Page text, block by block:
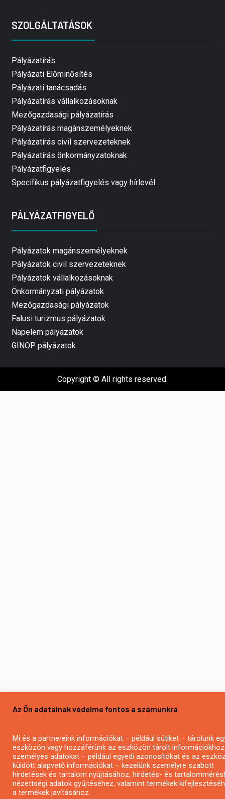
SZOLGÁLTATÁSOK
Pályázatírás
Pályázati Előminősítés
Pályázati tanácsadás
Pályázatírás vállalkozásoknak
Mezőgazdasági pályázatírás
Pályázatírás magánszemélyeknek
Pályázatírás civil szervezeteknek
Pályázatírás önkormányzatoknak
Pályázatfigyelés
Specifikus pályázatfigyelés vagy hírlevél
PÁLYÁZATFIGYELŐ
Pályázatok magánszemélyeknek
Pályázatok civil szervezeteknek
Pályázatok vállalkozásoknak
Önkormányzati pályázatok
Mezőgazdasági pályázatok
Falusi turizmus pályázatok
Napelem pályázatok
GINOP pályázatok
Copyright © All rights reserved.
Az Ön adatainak védelme fontos a számunkra
Mi és a partnereink információkat – például sütiket – tárolunk
eszközön vagy hozzáférünk az eszközön tárolt
személyes adatokat – például egyedi azonosítókat és az
küldött alapvető információkat – kezelünk személyre szabott
hirdetések és tartalom nyújtásához, hirdetés- és
nézettségi adatok gyűjtéséhez, valamint termékek
a termékek javításához.